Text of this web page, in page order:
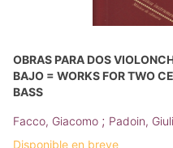
OBRAS PARA DOS
BAJO = WORKS FOR TWO
BASS
Facco, Giacomo ; Padoin,
Disponible en breve